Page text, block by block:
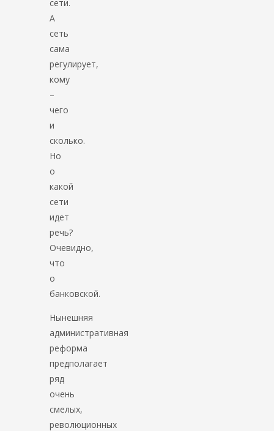
сети.
А
сеть
сама
регулирует,
кому
–
чего
и
сколько.
Но
о
какой
сети
идет
речь?
Очевидно,
что
о
банковской.
Нынешняя
административная
реформа
предполагает
ряд
очень
смелых,
революционных